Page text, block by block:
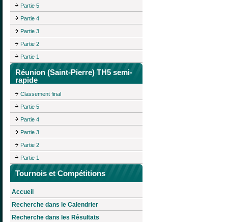
Partie 5
Partie 4
Partie 3
Partie 2
Partie 1
Réunion (Saint-Pierre) TH5 semi-
rapide
Classement final
Partie 5
Partie 4
Partie 3
Partie 2
Partie 1
Tournois et Compétitions
Accueil
Recherche dans le Calendrier
Recherche dans les Résultats